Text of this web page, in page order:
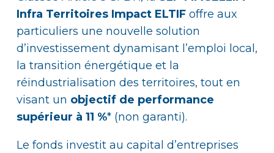
Infra Territoires Impact ELTIF offre aux
particuliers une nouvelle solution
d’investissement dynamisant l’emploi local,
la transition énergétique et la
réindustrialisation des territoires, tout en
visant un objectif de performance
supérieur à 11 %* (non garanti).
Le fonds investit au capital d’entreprises